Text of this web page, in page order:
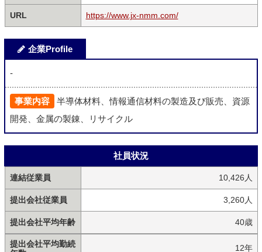
URL https://www.jx-nmm.com/
企業Profile
-
事業内容
半導体材料、情報通信材料の製造及び販売、資源
開発、金属の製錬、リサイクル
社員状況
連結従業員 10,426人
提出会社従業員 3,260人
提出会社平均年齢 40歳
提出会社平均勤続
12年